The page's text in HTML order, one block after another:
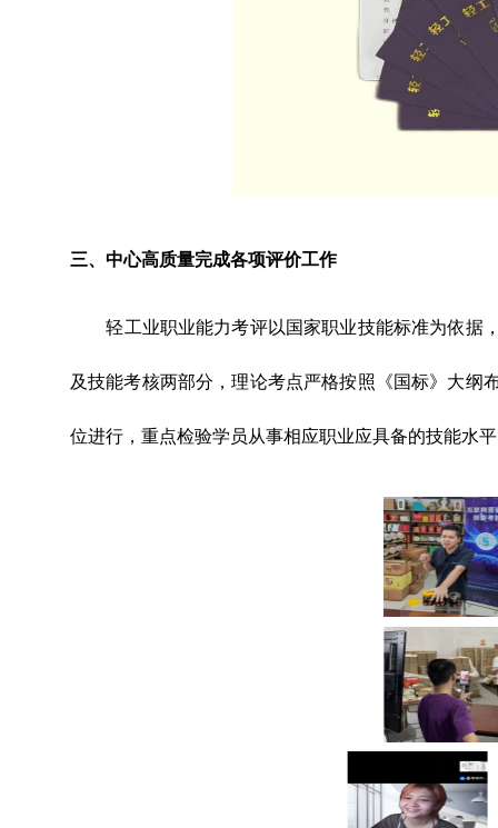
三、中心高质量完成各项评价工作
轻工业职业能力考评以国家职业技能标准为依据
及技能考核两部分，理论考点严格按照《国标》大纲
位进行，重点检验学员从事相应职业应具备的技能水